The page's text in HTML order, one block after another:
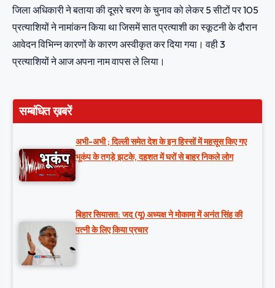
जिला अधिकारी ने बताया की दूसरे चरण के चुनाव को लेकर 5 सीटों पर 105
प्रत्याशियों ने नामांकन किया था जिसमें सात प्रत्याशी का स्कूटनी के दौरान
आवेदन विभिन्न कारणों के कारण अस्वीकृत कर दिया गया। वही 3
प्रत्याशियों ने आज अपना नाम वापस ले लिया।
सम्बंधित ख़बरें
अभी-अभी ; दिल्ली समेत देश के इन हिस्सों में महसूस किए गए
भूकंप के तगड़े झटके, दहशत में घरों से बाहर निकले लोग
बिहार सियासत: जद (यू) अध्यक्ष ने मोकामा में अनंत सिंह की
पत्नी के लिए किया प्रचार